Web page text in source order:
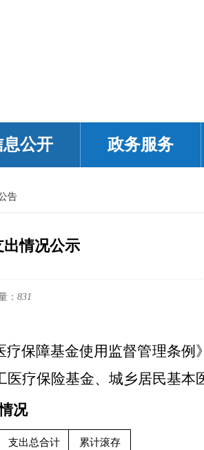
公开 政务服务
告
出情况公示
： 831
保障基金使用监督管理条
医疗保险基金、城乡居民基本
况
支出总合计 累计滚存